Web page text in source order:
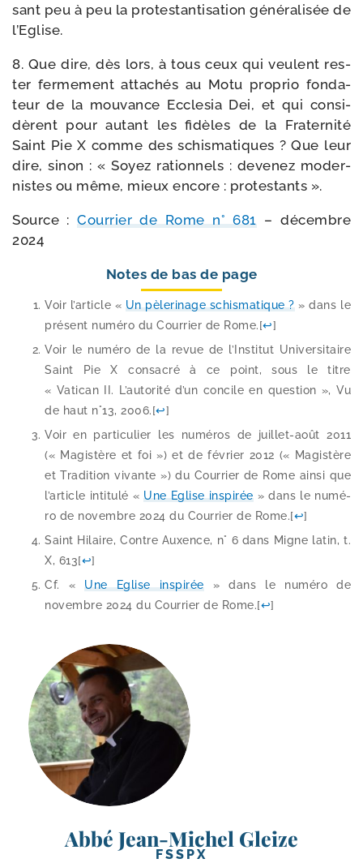
sant peu à peu la pro­tes­tan­ti­sa­tion géné­ra­li­sée de
l’Eglise.
8. Que dire, dès lors, à tous ceux qui veulent res­
ter fer­me­ment atta­chés au Motu pro­prio fon­da­
teur de la mou­vance Ecclesia Dei, et qui consi­
dèrent pour autant les fidèles de la Fraternité
Saint Pie X comme des schis­ma­tiques ? Que leur
dire, sinon : « Soyez ration­nels : deve­nez moder­
nistes ou même, mieux encore : protestants ».
Source :Courrier de Rome n° 681– décembre
2024
Notes de bas de page
Voir l’article « Un pèle­ri­nage schis­ma­tique ?» dans le
pré­sent numé­ro du Courrier de Rome.[↩]
Voir le numé­ro de la revue de l’Institut Universitaire
Saint Pie X consa­cré à ce point, sous le titre
« Vatican II. L’autorité d’un concile en ques­tion », Vu
de haut n°13, 2006.[↩]
Voir en par­ti­cu­lier les numé­ros de juillet-​août 2011
(« Magistère et foi ») et de février 2012 (« Magistère
et Tradition vivante ») du Courrier de Rome ain­si que
l’article inti­tu­lé « Une Eglise ins­pi­rée» dans le numé­
ro de novembre 2024 du Courrier de Rome.[↩]
Saint Hilaire, Contre Auxence, n° 6 dans Migne latin, t.
X, 613[↩]
Cf. « Une Eglise ins­pi­rée» dans le numé­ro de
novembre 2024 du Courrier de Rome.[↩]
Abbé Jean-Michel Gleize
FSSPX